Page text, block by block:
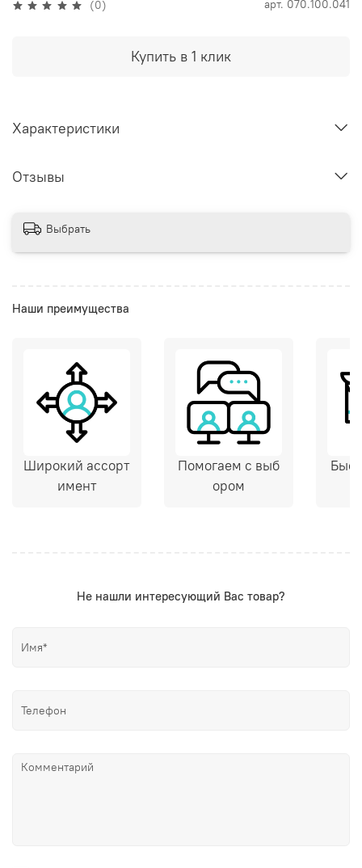
(0) арт. 070.100.041
Купить в 1 клик
Характеристики
Отзывы
Выбрать
Наши преимущества
Широкий ассорт
имент
Помогаем с выб
ором
Не нашли интересующий Вас товар?